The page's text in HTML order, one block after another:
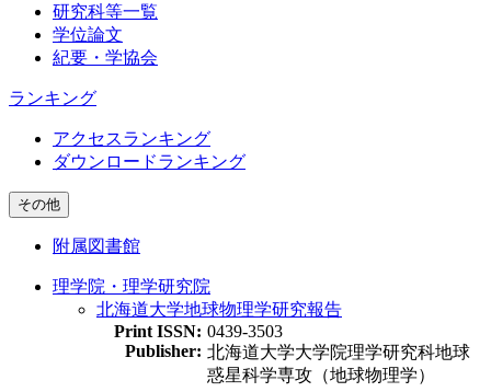
研究科等一覧
学位論文
紀要・学協会
ランキング
アクセスランキング
ダウンロードランキング
その他
附属図書館
理学院・理学研究院
北海道大学地球物理学研究報告
Print ISSN: 0439-3503
Publisher: 北海道大学大学院理学研究科地球
惑星科学専攻（地球物理学）